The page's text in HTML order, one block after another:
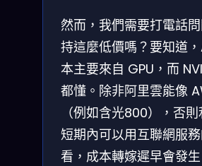
然而，我們需要打電話
持這麼低價嗎？要知道
本主要來自 GPU，而
都懂。除非阿里雲能像
（例如含光800），否
短期內可以用互聯網服
看，成本轉嫁遲早會發生